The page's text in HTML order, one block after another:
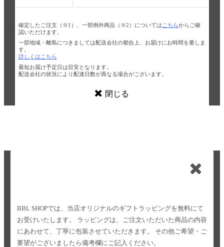
確定したご注文（※1）、一部例外商品（※2）については こちらからご確
認いただけます。
一部地域・離島につきましては配送会社の都合上、お届けにお時間を要しま
す。
詳しくはこちら
最短お届け予定日は目安となります。
配送会社の状況により配達日数が異なる場合がございます。
閉じる
BBL SHOPでは、当店オリジナルのギフトラッピングを無料にて
お受けいたします。
ラッピングは、ご注文いただいた商品の内容
にあわせて、丁寧に包装させていただきます。
その他ご希望・ご
要望がございましたら備考欄にご記入ください。